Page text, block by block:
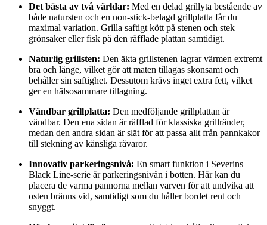
Det bästa av två världar: Med en delad grillyta bestående av
både natursten och en non-stick-belagd grillplatta får du
maximal variation. Grilla saftigt kött på stenen och stek
grönsaker eller fisk på den räfflade plattan samtidigt.
Naturlig grillsten: Den äkta grillstenen lagrar värmen extremt
bra och länge, vilket gör att maten tillagas skonsamt och
behåller sin saftighet. Dessutom krävs inget extra fett, vilket
ger en hälsosammare tillagning.
Vändbar grillplatta: Den medföljande grillplattan är
vändbar. Den ena sidan är räfflad för klassiska grillränder,
medan den andra sidan är slät för att passa allt från pannkakor
till stekning av känsliga råvaror.
Innovativ parkeringsnivå: En smart funktion i Severins
Black Line-serie är parkeringsnivån i botten. Här kan du
placera de varma pannorna mellan varven för att undvika att
osten bränns vid, samtidigt som du håller bordet rent och
snyggt.